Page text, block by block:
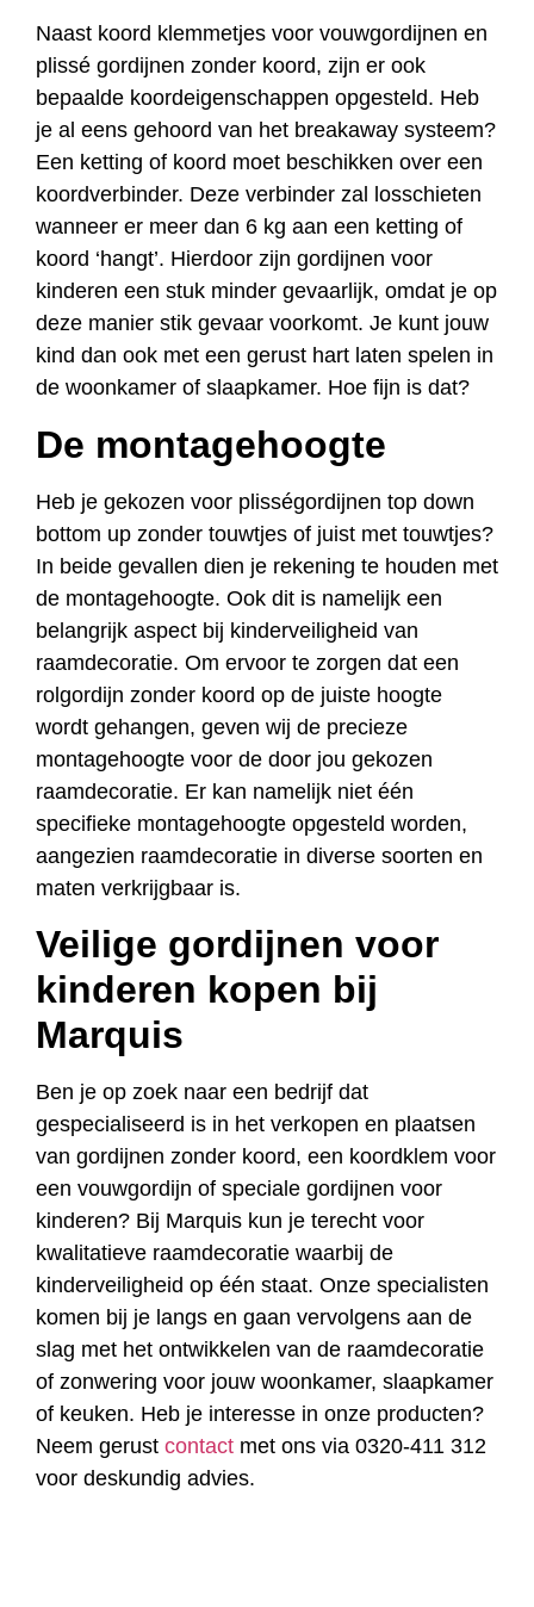
Naast koord klemmetjes voor vouwgordijnen en
plissé gordijnen zonder koord, zijn er ook
bepaalde koordeigenschappen opgesteld. Heb
je al eens gehoord van het breakaway systeem?
Een ketting of koord moet beschikken over een
koordverbinder. Deze verbinder zal losschieten
wanneer er meer dan 6 kg aan een ketting of
koord ‘hangt’. Hierdoor zijn gordijnen voor
kinderen een stuk minder gevaarlijk, omdat je op
deze manier stik gevaar voorkomt. Je kunt jouw
kind dan ook met een gerust hart laten spelen in
de woonkamer of slaapkamer. Hoe fijn is dat?
De montagehoogte
Heb je gekozen voor plisségordijnen top down
bottom up zonder touwtjes of juist met touwtjes?
In beide gevallen dien je rekening te houden met
de montagehoogte. Ook dit is namelijk een
belangrijk aspect bij kinderveiligheid van
raamdecoratie. Om ervoor te zorgen dat een
rolgordijn zonder koord op de juiste hoogte
wordt gehangen, geven wij de precieze
montagehoogte voor de door jou gekozen
raamdecoratie. Er kan namelijk niet één
specifieke montagehoogte opgesteld worden,
aangezien raamdecoratie in diverse soorten en
maten verkrijgbaar is.
Veilige gordijnen voor
kinderen kopen bij
Marquis
Ben je op zoek naar een bedrijf dat
gespecialiseerd is in het verkopen en plaatsen
van gordijnen zonder koord, een koordklem voor
een vouwgordijn of speciale gordijnen voor
kinderen? Bij Marquis kun je terecht voor
kwalitatieve raamdecoratie waarbij de
kinderveiligheid op één staat. Onze specialisten
komen bij je langs en gaan vervolgens aan de
slag met het ontwikkelen van de raamdecoratie
of zonwering voor jouw woonkamer, slaapkamer
of keuken. Heb je interesse in onze producten?
Neem gerust contact met ons via 0320-411 312
voor deskundig advies.